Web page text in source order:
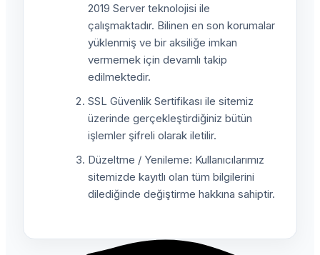
2019 Server teknolojisi ile
çalışmaktadır. Bilinen en son korumalar
yüklenmiş ve bir aksiliğe imkan
vermemek için devamlı takip
edilmektedir.
SSL Güvenlik Sertifikası ile sitemiz
üzerinde gerçekleştirdiğiniz bütün
işlemler şifreli olarak iletilir.
Düzeltme / Yenileme: Kullanıcılarımız
sitemizde kayıtlı olan tüm bilgilerini
dilediğinde değiştirme hakkına sahiptir.